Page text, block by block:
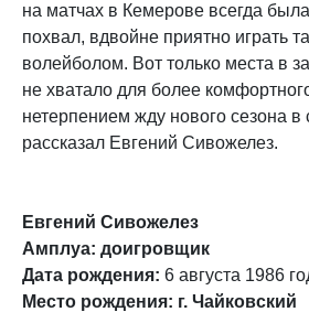
на матчах в Кемерове всегда
похвал, вдвойне приятно играть
волейболом. Вот только места в
не хватало для более
нетерпением жду нового сезона в
рассказал Евгений Сивожелез.
Евгений Сивожелез
Амплуа: доигровщик
Дата рождения: 6 августа 1986
Место рождения: г. Чайковский